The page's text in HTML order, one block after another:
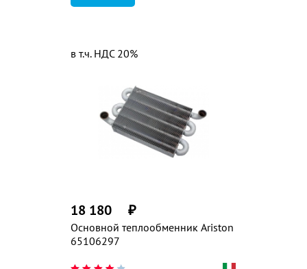
Основной теплообменник Ariston
65106297
18 180 ₽
в т.ч. НДС 20%